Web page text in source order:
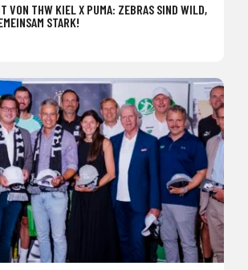
VON THW KIEL X PUMA: ZEBRAS SIND WILD,
STARK!